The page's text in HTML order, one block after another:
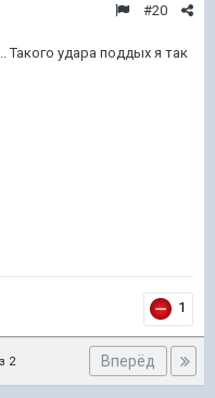
#20
Такого удара поддых я так
1
Вперёд
2